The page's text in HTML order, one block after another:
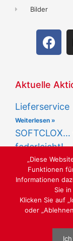
Bilder
Aktuelle
Lieferservice
Weiterlesen »
federleicht!
Weiterlesen »
„Diese
Funktionen
Informationen
Sie
Klicken Sie auf
oder